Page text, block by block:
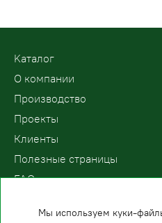
Kаталог
О компании
Производство
Проекты
Клиенты
Полезные страницы
FAQ
Мы используем куки-